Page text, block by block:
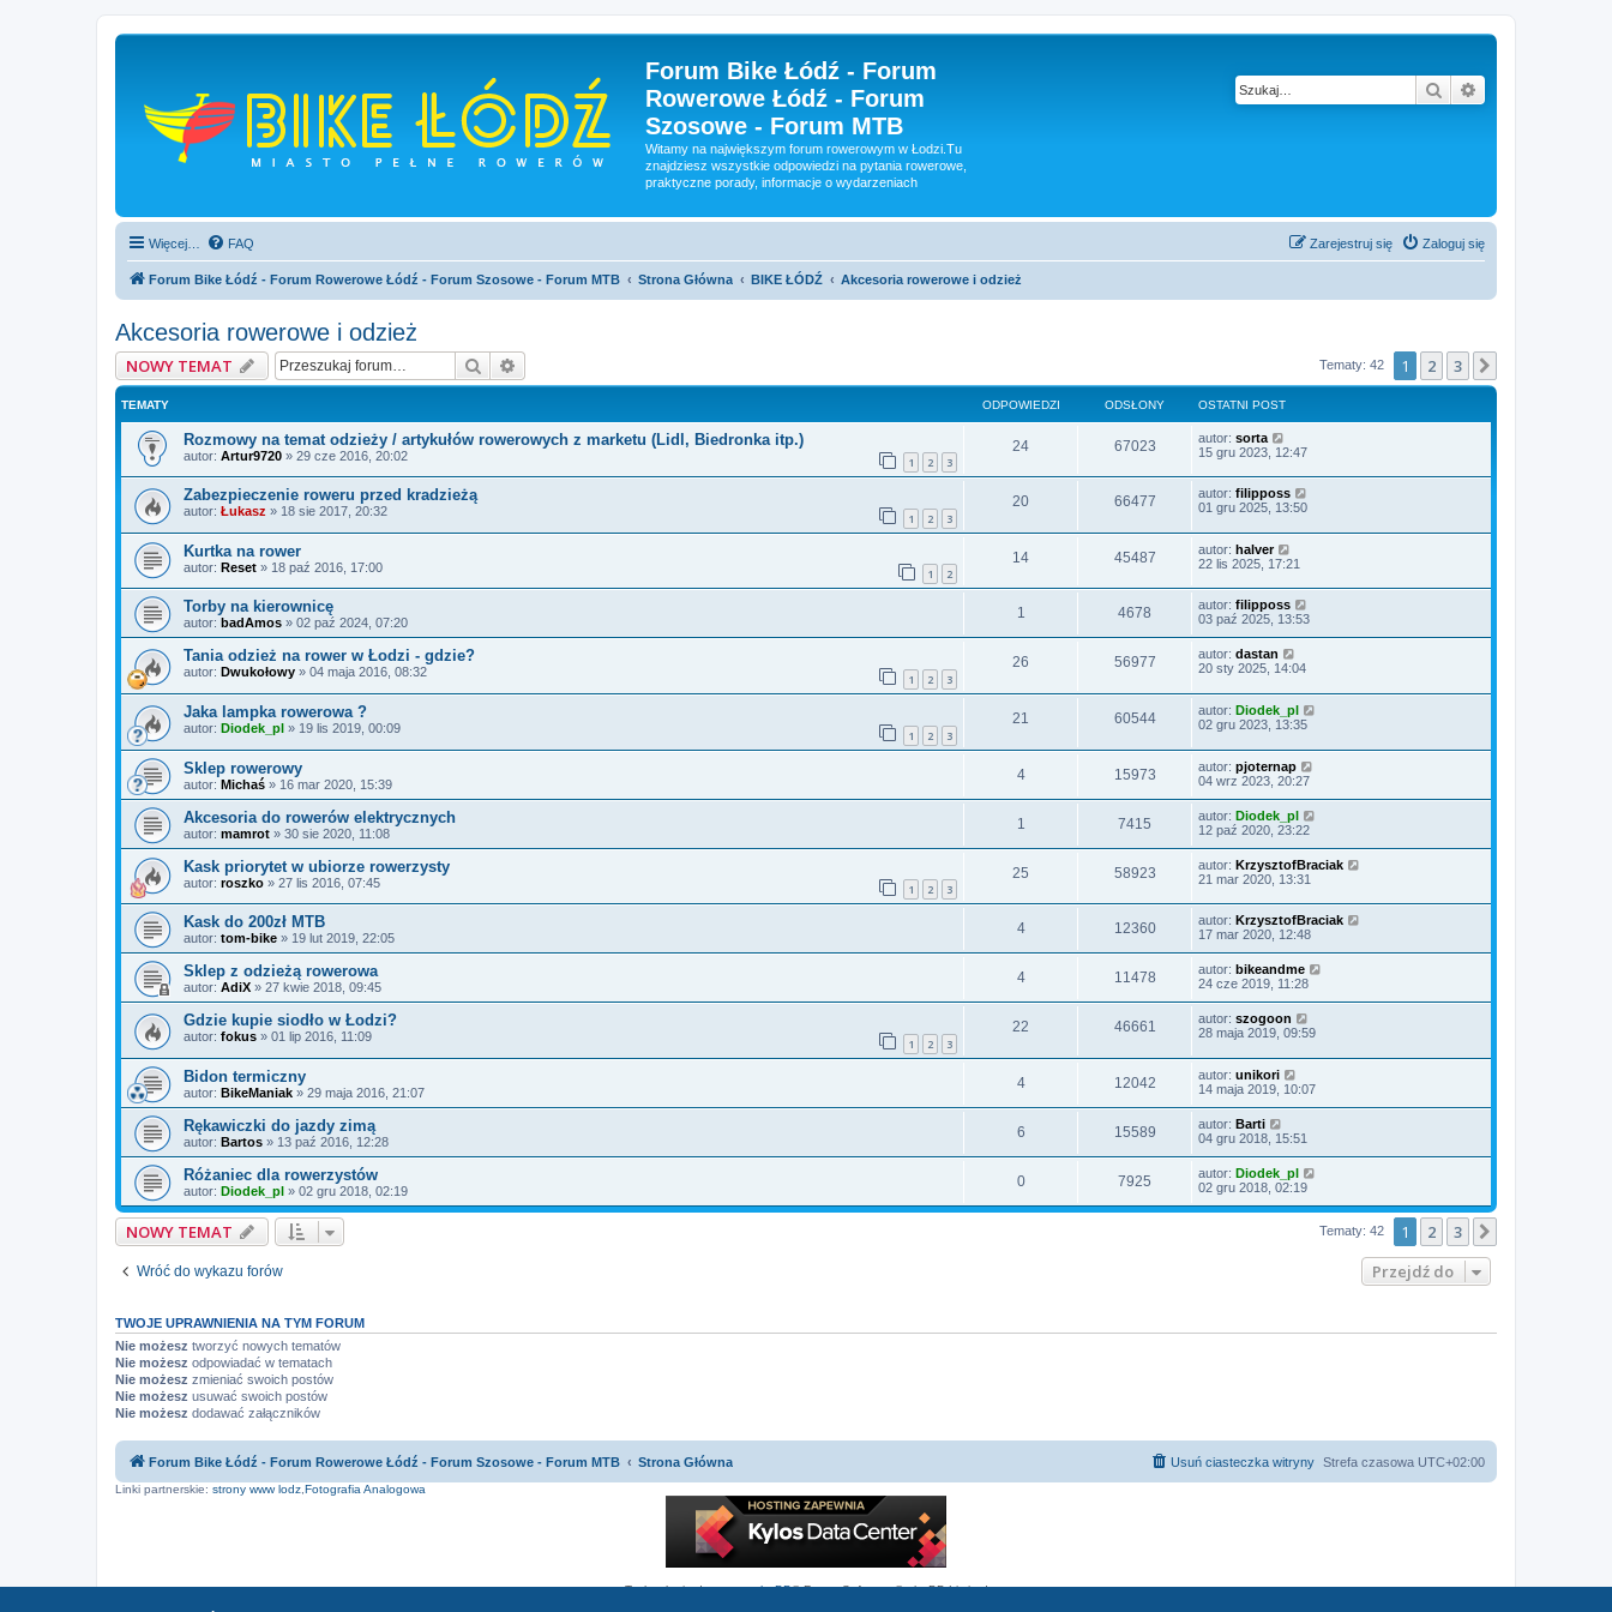
Forum Bike Łódź - Forum
Rowerowe Łódź - Forum
Szosowe - Forum MTB
Witamy na największym forum rowerowym w Łodzi.Tu
znajdziesz wszystkie odpowiedzi na pytania rowerowe,
praktyczne porady, informacje o wydarzeniach
Szukaj
Więcej… FAQ Zaloguj się
Zarejestruj się
Forum Bike Łódź - Forum Rowerowe Łódź - Forum Szosowe - Forum MTB Strona Główna BIKE ŁÓDŹ Akcesoria rowerowe i odzież
Akcesoria rowerowe i odzież
NOWY TEMAT Szukaj Tematy: 42 1 2 3
TEMATY ODPOWIEDZI ODSŁONY OSTATNI POST
Rozmowy na temat odzieży / artykułów rowerowych z marketu (Lidl, Biedronka itp.)
autor: Artur9720 » 29 cze 2016, 20:02 1 2 3
24 67023 autor: sorta
15 gru 2023, 12:47
Zabezpieczenie roweru przed kradzieżą
autor: Łukasz » 18 sie 2017, 20:32 1 2 3
20 66477 autor: filipposs
01 gru 2025, 13:50
Kurtka na rower
autor: Reset » 18 paź 2016, 17:00 1 2
14 45487 autor: halver
22 lis 2025, 17:21
Torby na kierownicę
autor: badAmos » 02 paź 2024, 07:20
1 4678 autor: filipposs
03 paź 2025, 13:53
Tania odzież na rower w Łodzi - gdzie?
autor: Dwukołowy » 04 maja 2016, 08:32 1 2 3
26 56977 autor: dastan
20 sty 2025, 14:04
Jaka lampka rowerowa ?
autor: Diodek_pl » 19 lis 2019, 00:09 1 2 3
21 60544 autor: Diodek_pl
02 gru 2023, 13:35
Sklep rowerowy
autor: Michaś » 16 mar 2020, 15:39
4 15973 autor: pjoternap
04 wrz 2023, 20:27
Akcesoria do rowerów elektrycznych
autor: mamrot » 30 sie 2020, 11:08
1 7415 autor: Diodek_pl
12 paź 2020, 23:22
Kask priorytet w ubiorze rowerzysty
autor: roszko » 27 lis 2016, 07:45 1 2 3
25 58923 autor: KrzysztofBraciak
21 mar 2020, 13:31
Kask do 200zł MTB
autor: tom-bike » 19 lut 2019, 22:05
4 12360 autor: KrzysztofBraciak
17 mar 2020, 12:48
Sklep z odzieżą rowerowa
autor: AdiX » 27 kwie 2018, 09:45
4 11478 autor: bikeandme
24 cze 2019, 11:28
Gdzie kupie siodło w Łodzi?
autor: fokus » 01 lip 2016, 11:09 1 2 3
22 46661 autor: szogoon
28 maja 2019, 09:59
Bidon termiczny
autor: BikeManiak » 29 maja 2016, 21:07
4 12042 autor: unikori
14 maja 2019, 10:07
Rękawiczki do jazdy zimą
autor: Bartos » 13 paź 2016, 12:28
6 15589 autor: Barti
04 gru 2018, 15:51
Różaniec dla rowerzystów
autor: Diodek_pl » 02 gru 2018, 02:19
0 7925 autor: Diodek_pl
02 gru 2018, 02:19
NOWY TEMAT Tematy: 42 1 2 3
Wróć do wykazu forów Przejdź do
TWOJE UPRAWNIENIA NA TYM FORUM
Nie możesz tworzyć nowych tematów
Nie możesz odpowiadać w tematach
Nie możesz zmieniać swoich postów
Nie możesz usuwać swoich postów
Nie możesz dodawać załączników
Forum Bike Łódź - Forum Rowerowe Łódź - Forum Szosowe - Forum MTB Strona Główna Strefa czasowa UTC+02:00
Usuń ciasteczka witryny
Linki partnerskie: strony www lodz,Fotografia Analogowa
Technologię dostarczaphpBB® Forum Software © phpBB Limited